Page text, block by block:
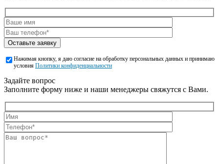
Оставьте заявку
Нажимая кнопку, я даю согласие на обработку персональных данных и принимаю
условия Политики конфиденциальности
Задайте вопрос
Заполните форму ниже и наши менеджеры свяжутся с Вами.